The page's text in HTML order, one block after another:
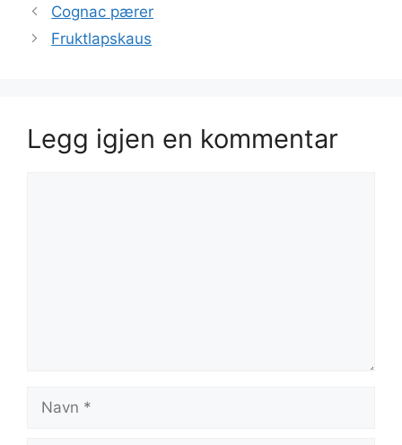
Cognac pærer
Fruktlapskaus
Legg igjen en kommentar
Navn